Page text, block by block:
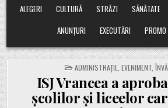
ALEGERI
CULTURĂ STRĂZI SĂNĂTATE
ANUNȚURI
EXECUTĂRI PROMO
POSTED
IN
ADMINISTRAȚIE EVENIMENT
ISJ Vrancea a
școlilor și liceelor